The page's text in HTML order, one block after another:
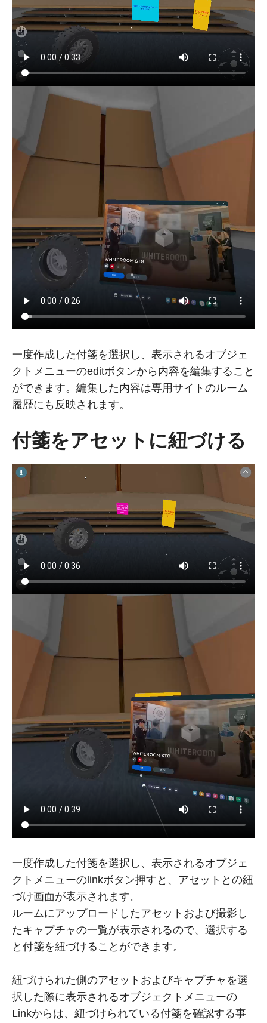
一度作成した付箋を選択し、表示されるオブジェ
クトメニューのeditボタンから内容を編集すること
ができます。編集した内容は専用サイトのルーム
履歴にも反映されます。
付箋をアセットに紐づける
一度作成した付箋を選択し、表示されるオブジェ
クトメニューのlinkボタン押すと、アセットとの紐
づけ画面が表示されます。
ルームにアップロードしたアセットおよび撮影し
たキャプチャの一覧が表示されるので、選択する
と付箋を紐づけることができます。
紐づけられた側のアセットおよびキャプチャを選
択した際に表示されるオブジェクトメニューの
Linkからは、紐づけられている付箋を確認する事